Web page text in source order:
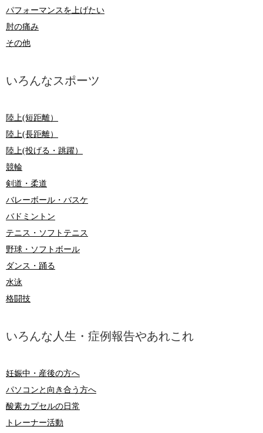
パフォーマンスを上げたい
肘の痛み
その他
いろんなスポーツ
陸上(短距離）
陸上(長距離）
陸上(投げる・跳躍）
競輪
剣道・柔道
バレーボール・バスケ
バドミントン
テニス・ソフトテニス
野球・ソフトボール
ダンス・踊る
水泳
格闘技
いろんな人生・症例報告やあれこれ
妊娠中・産後の方へ
パソコンと向き合う方へ
酸素カプセルの日常
トレーナー活動